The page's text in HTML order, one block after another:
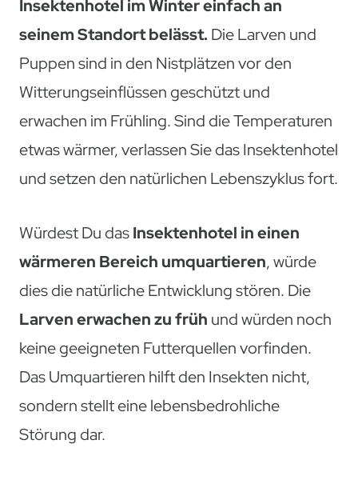
Insektenhotel im Winter einfach an
seinem Standort belässt. Die Larven und
Puppen sind in den Nistplätzen vor den
Witterungseinflüssen geschützt und
erwachen im Frühling. Sind die Temperaturen
etwas wärmer, verlassen Sie das Insektenhotel
und setzen den natürlichen Lebenszyklus fort.
Würdest Du dasInsektenhotel in einen
wärmeren Bereich umquartieren, würde
dies die natürliche Entwicklung stören. Die
Larven erwachen zu früh und würden noch
keine geeigneten Futterquellen vorfinden.
Das Umquartieren hilft den Insekten nicht,
sondern stellt eine lebensbedrohliche
Störung dar.